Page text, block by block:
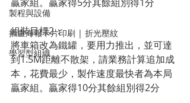
製程與設備
插畫海報卡片印刷 | 折光壓紋
學習型組織
組裝目標2：
將車箱改為鐵罐，要用力推出，並可達
到1.5M距離不散架，請業務計算追加成
本，花費最少，製作速度最快者為本局
贏家組。贏家得10分其餘組別得2分